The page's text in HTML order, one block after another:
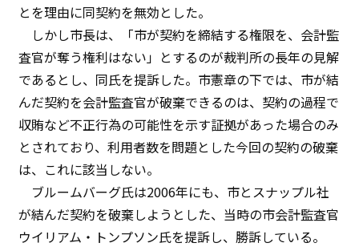
とを理由に同契約を無効とした。
しかし市長は、「市が契約を締結する権限を、会計監
査官が奪う権利はない」とするのが裁判所の長年の見解
であるとし、同氏を提訴した。市憲章の下では、市が結
んだ契約を会計監査官が破棄できるのは、契約の過程で
収賄など不正行為の可能性を示す証拠があった場合のみ
とされており、利用者数を問題とした今回の契約の破棄
は、これに該当しない。
ブルームバーグ氏は2006年にも、市とスナップル社
が結んだ契約を破棄しようとした、当時の市会計監査官
ウイリアム・トンプソン氏を提訴し、勝訴している。